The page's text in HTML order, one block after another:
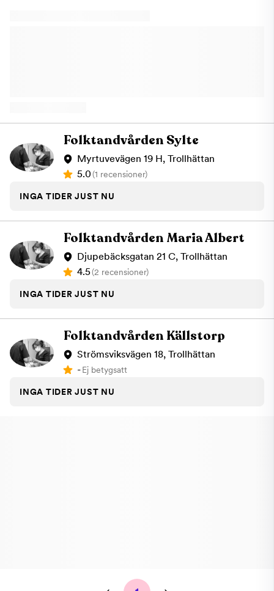
Folktandvården Sylte
Myrtuvevägen 19 H, Trollhättan
5.0(1 recensioner)
INGA TIDER JUST NU
Folktandvården Maria Albert
Djupebäcksgatan 21 C, Trollhättan
4.5(2 recensioner)
INGA TIDER JUST NU
Folktandvården Källstorp
Strömsviksvägen 18, Trollhättan
-Ej betygsatt
INGA TIDER JUST NU